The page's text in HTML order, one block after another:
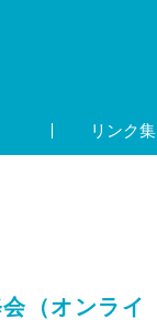
リンク集
（オンライ